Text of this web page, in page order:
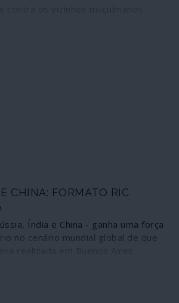
CHINA: FORMATO RIC
Índia e China - ganha uma força
no cenário mundial global de que